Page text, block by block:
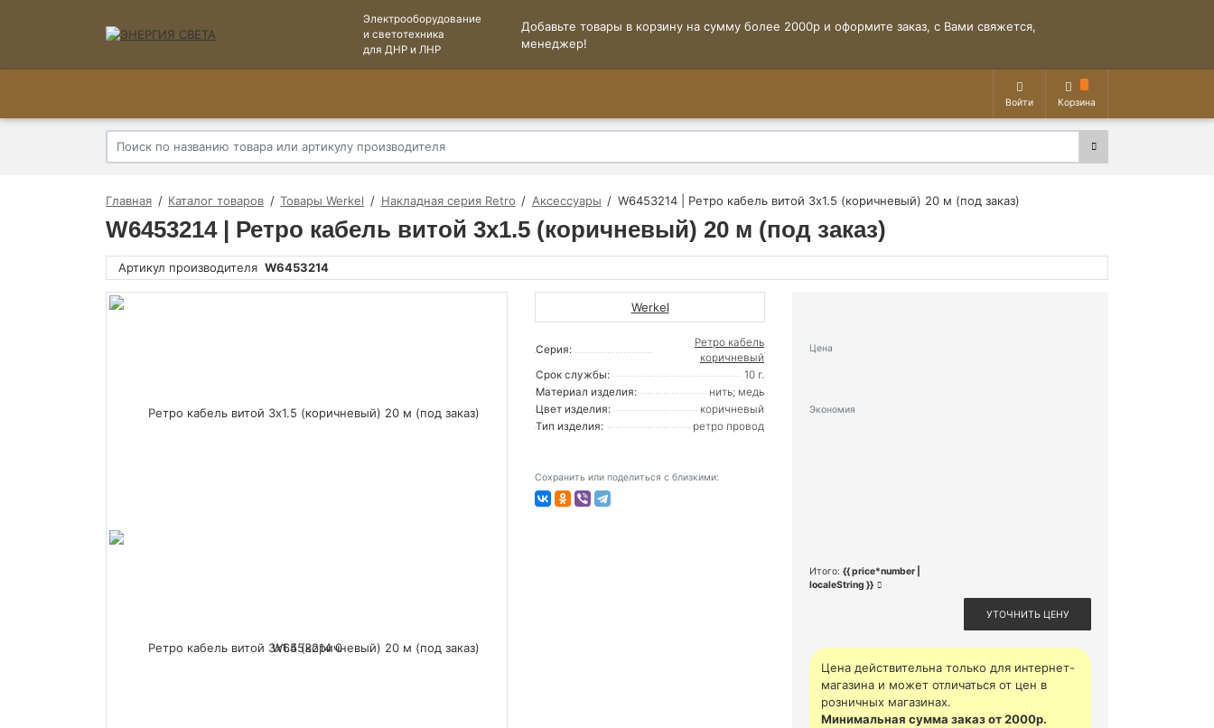
Электрооборудование
и светотехника
для ДНР и ЛНР
Добавьте товары в корзину на сумму более 2000р и оформите заказ, с Вами свяжется,
менеджер!
Войти Корзина
Главная Каталог товаров Товары Werkel Накладная серия Retro Аксессуары W6453214 | Ретро кабель витой 3х1.5 (коричневый) 20 м (под заказ)
W6453214 | Ретро кабель витой 3х1.5 (коричневый) 20 м (под заказ)
Артикул производителя W6453214
Werkel
Серия:
Ретро кабель
коричневый
Срок службы:
10 г.
Материал изделия:
нить; медь
Цвет изделия:
коричневый
Тип изделия:
ретро провод
Сохранить или поделиться с близкими:
Цена
Экономия
Итого: {{ price*number |
localeString }}
УТОЧНИТЬ ЦЕНУ
Цена действительна только для интернет-
магазина и может отличаться от цен в
розничных магазинах.
Минимальная сумма заказ от 2000р.